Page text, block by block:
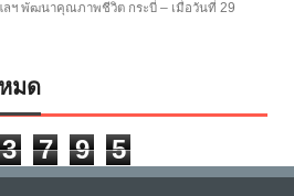
ลฯ พัฒนาคุณภาพชีวิต กระบี่ – เมื่อวันที่ 29
มด
3 7 9 5